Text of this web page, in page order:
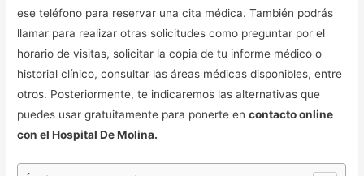
ese teléfono para reservar una cita médica. También podrás
llamar para realizar otras solicitudes como preguntar por el
horario de visitas, solicitar la copia de tu informe médico o
historial clínico, consultar las áreas médicas disponibles, entre
otros. Posteriormente, te indicaremos las alternativas que
puedes usar gratuitamente para ponerte encontacto online
con el Hospital De Molina.